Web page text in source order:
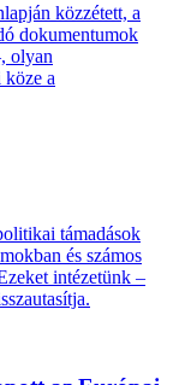
közzétett, a
dokumentumok
olyan
a
támadások
és számos
intézetünk –